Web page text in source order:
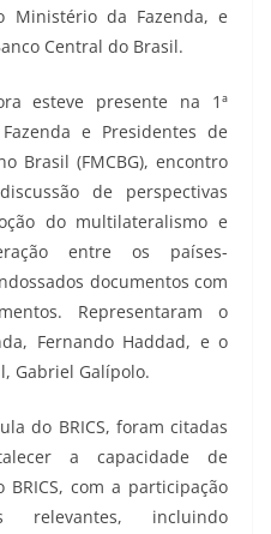
Ministério da Fazenda, e
Central do Brasil.
esteve presente na 1ª
e Presidentes de
Brasil (FMCBG), encontro
de perspectivas
do multilateralismo e
entre os países-
documentos com
Representaram o
Fernando Haddad, e o
Gabriel Galípolo.
do BRICS, foram citadas
a capacidade de
com a participação
relevantes, incluindo